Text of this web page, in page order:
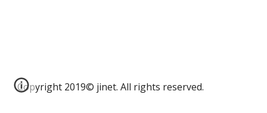
Copyright 2019© jinet. All rights reserved.